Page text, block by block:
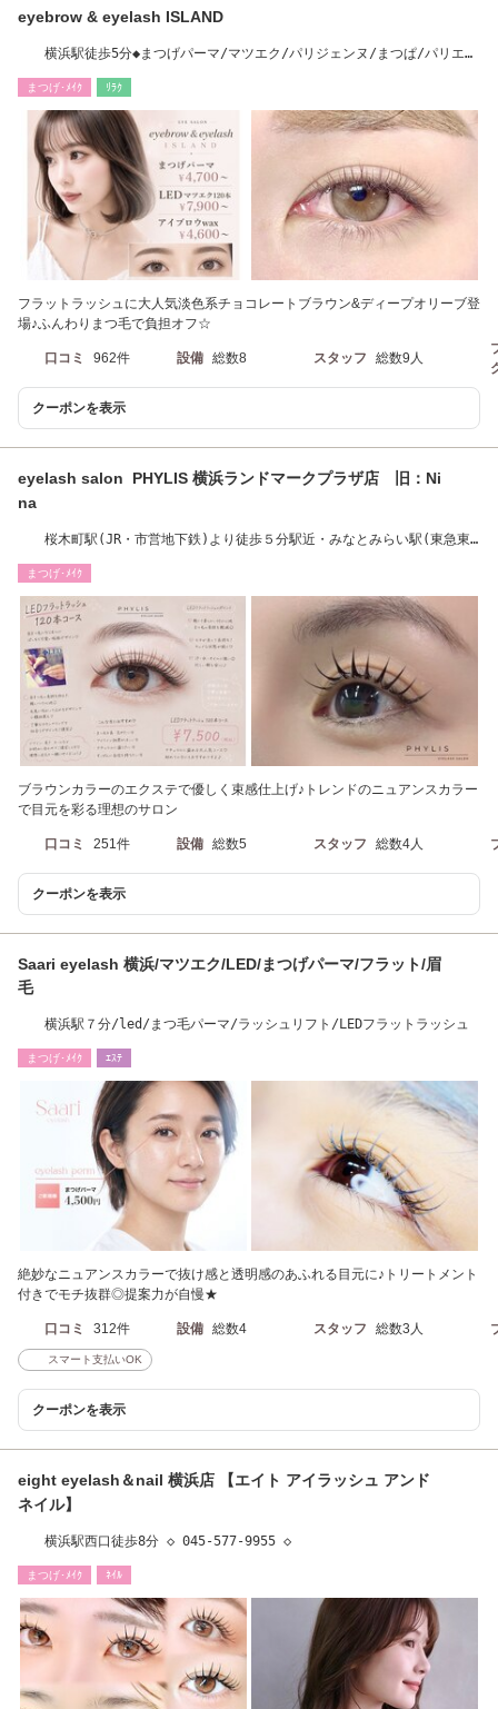
eyebrow & eyelash ISLAND
横浜駅徒歩5分◆まつげパーマ/マツエク/パリジェンヌ/まつぱ/パリエ
まつげ･ﾒｲｸ ﾘﾗｸ
フラットラッシュに大人気淡色系チョコレートブラウン&ディープオリーブ登
場♪ふんわりまつ毛で負担オフ☆
口コミ 962件 設備 総数8 スタッフ 総数9人
クーポンを表示
eyelash salon PHYLIS 横浜ランドマークプラザ店 旧：Ni
na
桜木町駅(JR・市営地下鉄)より徒歩５分駅近・みなとみらい駅(東急東
まつげ･ﾒｲｸ
ブラウンカラーのエクステで優しく束感仕上げ♪トレンドのニュアンスカラー
で目元を彩る理想のサロン
口コミ 251件 設備 総数5 スタッフ 総数4人
クーポンを表示
Saari eyelash 横浜/マツエク/LED/まつげパーマ/フラット/眉
毛
横浜駅７分/led/まつ毛パーマ/ラッシュリフト/LEDフラットラッシュ
まつげ･ﾒｲｸ ｴｽﾃ
絶妙なニュアンスカラーで抜け感と透明感のあふれる目元に♪トリートメント
付きでモチ抜群◎提案力が自慢★
口コミ 312件 設備 総数4 スタッフ 総数3人
スマート支払いOK
クーポンを表示
eight eyelash＆nail 横浜店 【エイト アイラッシュ アンド
ネイル】
横浜駅西口徒歩8分 ◇ 045-577-9955 ◇
まつげ･ﾒｲｸ ﾈｲﾙ